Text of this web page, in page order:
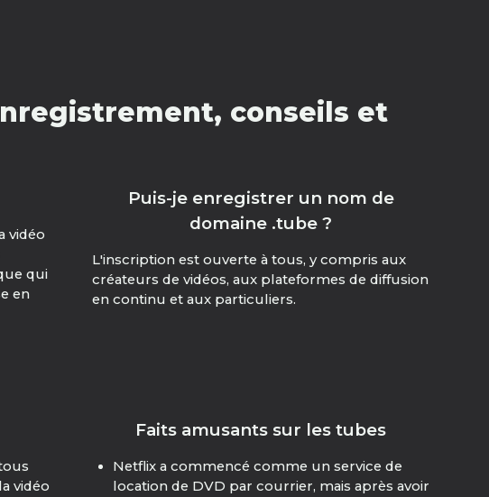
conseils et
vidéo
qui
en
Puis-je enregistrer un nom de
domaine .tube ?
L'inscription est ouverte à tous, y compris aux
créateurs de vidéos, aux plateformes de diffusion
en continu et aux particuliers.
vidéo
Faits amusants sur les tubes
Netflix a commencé comme un service de
location de DVD par courrier, mais après avoir